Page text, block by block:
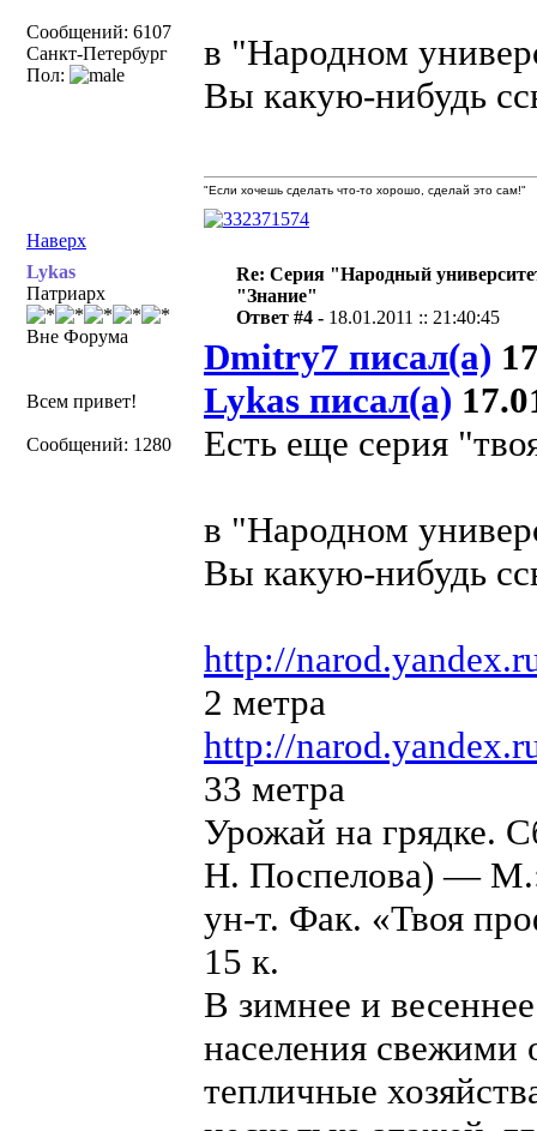
Сообщений: 6107
Санкт-Петербург
Пол:
в "Народном
Вы какую-нибудь
Наверх
"Если хочешь сделать что-то хорошо, сделай это сам!"
Lykas
Патриарх
Вне Форума
Всем привет!
Сообщений: 1280
Re: Серия "Народный
"Знание"
Ответ #4 - 18.01.2011 :: 21:40:45
Dmitry7 писал(а)
Lykas писал(а)
Есть еще серия
в "Народном
Вы какую-нибудь
http://
2 метра
http://
33 метра
Урожай на грядке.
Н. Поспелова) —
ун-т. Фак. «Твоя
15 к.
В зимнее и
населения
тепличные